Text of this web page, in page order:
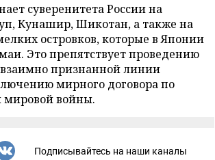
суверенитета России на
Кунашир, Шикотан, а также на
островков, которые в Японии
Это препятствует проведению
признанной линии
мирного договора по
мировой войны.
Подписывайтесь на наши каналы